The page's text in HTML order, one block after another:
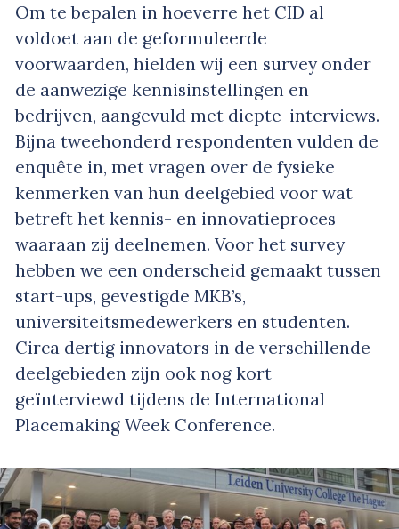
Om te bepalen in hoeverre het CID al
voldoet aan de geformuleerde
voorwaarden, hielden wij een survey onder
de aanwezige kennisinstellingen en
bedrijven, aangevuld met diepte-interviews.
Bijna tweehonderd respondenten vulden de
enquête in, met vragen over de fysieke
kenmerken van hun deelgebied voor wat
betreft het kennis- en innovatieproces
waaraan zij deelnemen. Voor het survey
hebben we een onderscheid gemaakt tussen
start-ups, gevestigde MKB’s,
universiteitsmedewerkers en studenten.
Circa dertig innovators in de verschillende
deelgebieden zijn ook nog kort
geïnterviewd tijdens de International
Placemaking Week Conference.